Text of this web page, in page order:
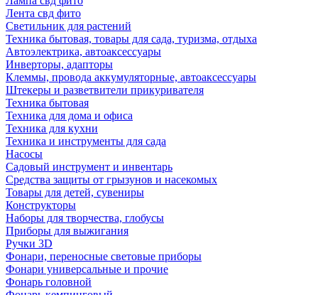
Лента свд фито
Светильник для растений
Техника бытовая, товары для сада, туризма, отдыха
Автоэлектрика, автоаксессуары
Инверторы, адапторы
Клеммы, провода аккумуляторные, автоаксессуары
Штекеры и разветвители прикуривателя
Техника бытовая
Техника для дома и офиса
Техника для кухни
Техника и инструменты для сада
Насосы
Садовый инструмент и инвентарь
Средства защиты от грызунов и насекомых
Товары для детей, сувениры
Конструкторы
Наборы для творчества, глобусы
Приборы для выжигания
Ручки 3D
Фонари, переносные световые приборы
Фонари универсальные и прочие
Фонарь головной